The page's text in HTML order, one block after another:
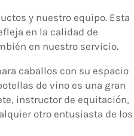
y nuestro equipo. Esta
en la calidad de
en nuestro servicio.
caballos con su espacio
de vino es una gran
instructor de equitación,
otro entusiasta de los